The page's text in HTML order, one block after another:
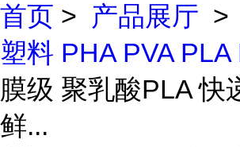
首页 > 产品展厅 >
塑料 PHA PVA PLA
膜级 聚乳酸PLA 快
鲜...